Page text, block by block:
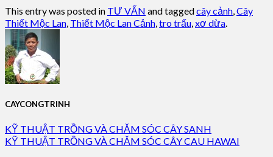
This entry was posted in TƯ VẤN and taggedcây cảnh,Cây
Thiết Mộc Lan, Thiết Mộc Lan Cảnh,tro trấu,xơ dừa.
CAYCONGTRINH
KỸ THUẬT TRỒNG VÀ CHĂM SÓC CÂY SANH
KỸ THUẬT TRỒNG VÀ CHĂM SÓC CÂY CAU HAWAI